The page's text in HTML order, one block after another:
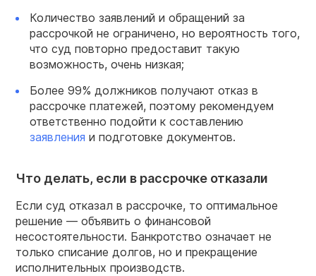
Количество заявлений и обращений за
рассрочкой не ограничено, но вероятность того,
что суд повторно предоставит такую
возможность, очень низкая;
Более 99% должников получают отказ в
рассрочке платежей, поэтому рекомендуем
ответственно подойти к составлению
заявления и подготовке документов.
Что делать, если в рассрочке отказали
Если суд отказал в рассрочке, то оптимальное
решение — объявить о финансовой
несостоятельности. Банкротство означает не
только списание долгов, но и прекращение
исполнительных производств.